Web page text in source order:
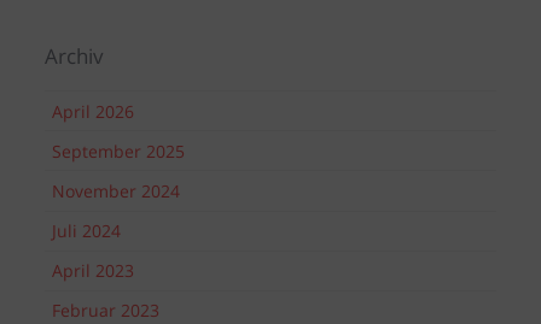
Archiv
April 2026
September 2025
November 2024
Juli 2024
April 2023
Februar 2023